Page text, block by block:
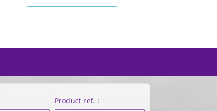
Product ref. :